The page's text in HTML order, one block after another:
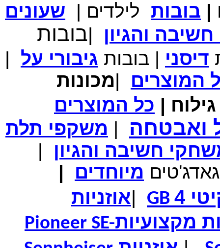
₪700.00 מחיר שוק
₪339.00 המחיר שלך
במבצע תיק לנשיאת מחשב נייד 10.1 אינץ' בצבע ורוד בעל
עיטור פרחוני
מחיר שוק
₪99.00 המחיר שלך
₪104.00 המחיר כולל משלוח :
נרתיק עור יוקרתי עבור אייפוד וידאו 60GB\80GB \שחור
| בובות לילדים |
שעונים
והגיון
|בובות
דיסני | בובות גיבורי על
|
המוצרים |מכונות
| כל המוצרים
ואבטחה | משקפי תלת
חשיבה והגיון
|
גאדג'טים מיוחדים |
4
GB
|אוזניות
מקצועיותPioneer SE-